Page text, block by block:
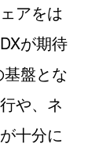
アをは
が期待
盤とな
や、ネ
十分に